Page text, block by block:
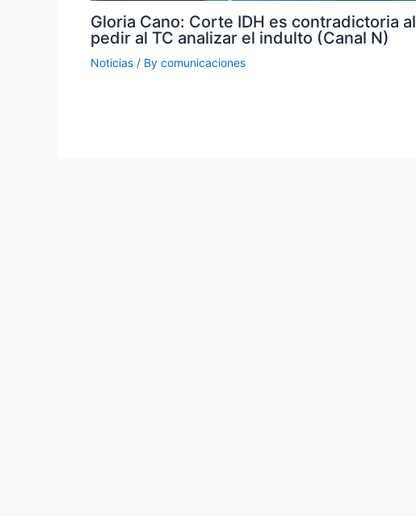
Gloria Cano: Corte IDH es contradictoria al
pedir al TC analizar el indulto (Canal N)
Noticias / By comunicaciones